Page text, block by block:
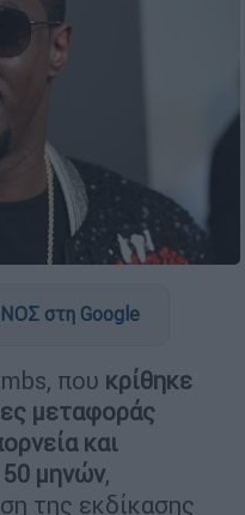
στη Google
που κρίθηκε
μεταφοράς
και
50 μηνών,
της εκδίκασης